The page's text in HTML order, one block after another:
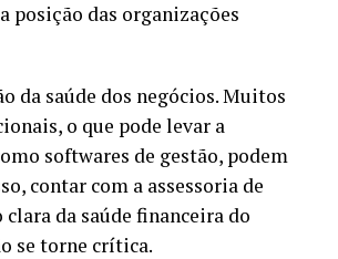
posição das organizações
da saúde dos negócios. Muitos
o que pode levar a
softwares de gestão, podem
contar com a assessoria de
da saúde financeira do
se torne crítica.